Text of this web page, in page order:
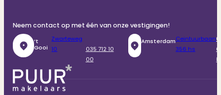
Neem contact op met één van onze vestigingen!
‘t
Gooi
Zwarteweg
10
035 712 10
00
AmsterdamCeintuurbaan
356 hs